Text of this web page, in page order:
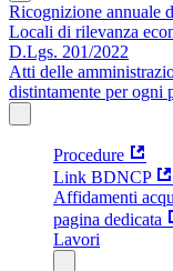
Ricognizione annuale
Locali di rilevanza
D.Lgs. 201/2022
Atti delle
distintamente per ogni
Procedure
Link BDNCP
Affidamenti
pagina dedicata
Lavori